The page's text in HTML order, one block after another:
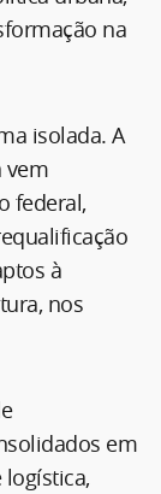
na
isolada. A
vem
federal,
à
nos
em